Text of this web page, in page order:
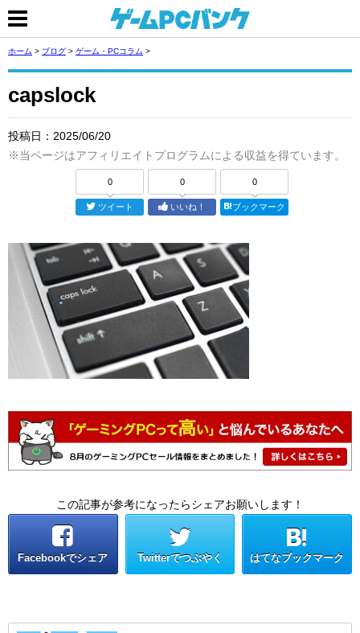
ホーム > ブログ > ゲーム・PCコラム >
capslock
投稿日： 2025/06/20
※当ページはアフィリエイトプログラムによる収益を得ています。
0
ツイート
0
いいね！
0
ブックマーク
この記事が参考になったらシェアお願いします！
Facebookでシェア Twitterでつぶやく はてなブックマーク